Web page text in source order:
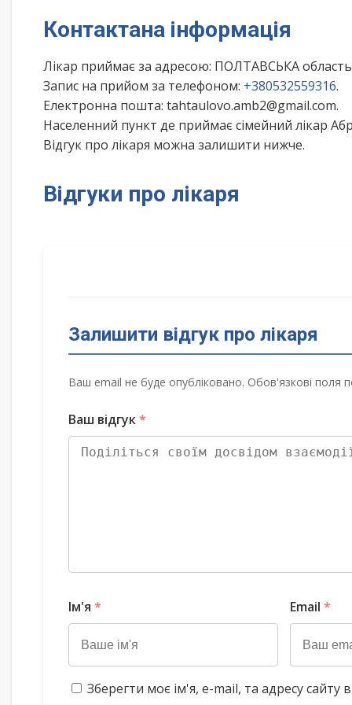
Контактана інформація
Лікар приймає за адресою: ПОЛТАВСЬКА
Запис на прийом за телефоном: +380532559316.
Електронна пошта: tahtaulovo.amb2@gmail.com.
Населенний пункт де приймає сімейний лікар
Відгук про лікаря можна залишити нижче.
Відгуки про лікаря
Залишити відгук про лікаря
Ваш email не буде опубліковано. Обов'язкові поля
Ваш відгук*
Ім'я * Email *
Зберегти моє ім'я, e-mail, та адресу